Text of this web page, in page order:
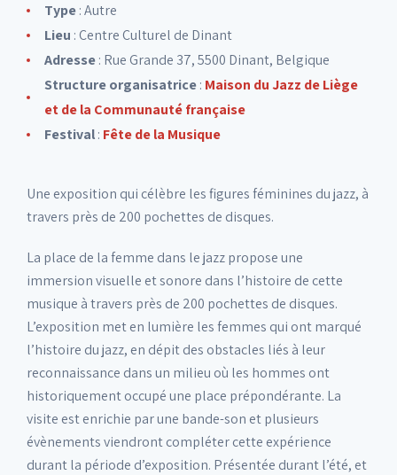
Type: Autre
Lieu :Centre Culturel de Dinant
Adresse: Rue Grande 37, 5500 Dinant, Belgique
Structure organisatrice: Maison du Jazz de Liège
et de la Communauté française
Festival: Fête de la Musique
Une exposition qui célèbre les figures féminines du jazz, à
travers près de 200 pochettes de disques.
La place de la femme dans le jazz propose une
immersion visuelle et sonore dans l’histoire de cette
musique à travers près de 200 pochettes de disques.
L’exposition met en lumière les femmes qui ont marqué
l’histoire du jazz, en dépit des obstacles liés à leur
reconnaissance dans un milieu où les hommes ont
historiquement occupé une place prépondérante. La
visite est enrichie par une bande-son et plusieurs
évènements viendront compléter cette expérience
durant la période d’exposition. Présentée durant l’été, et